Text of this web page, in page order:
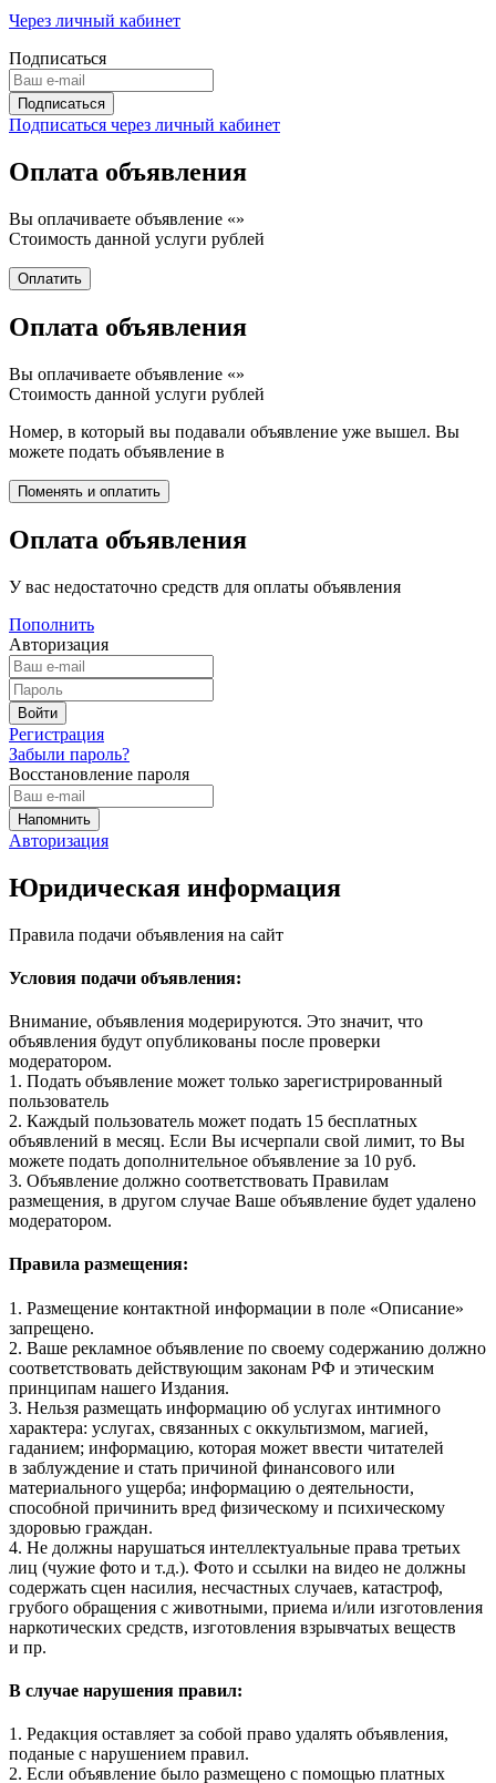
Через личный кабинет
Подписаться
Подписаться через личный кабинет
Оплата объявления
Вы оплачиваете объявление «»
Стоимость данной услуги рублей
Оплата объявления
Вы оплачиваете объявление «»
Стоимость данной услуги рублей
Номер, в который вы подавали объявление уже вышел. Вы
можете подать объявление в
Оплата объявления
У вас недостаточно средств для оплаты объявления
Пополнить
Авторизация
Регистрация
Забыли пароль?
Восстановление пароля
Авторизация
Юридическая информация
Правила подачи объявления на сайт
Условия подачи объявления:
Внимание, объявления модерируются. Это значит, что
объявления будут опубликованы после проверки
модератором.
1. Подать объявление может только зарегистрированный
пользователь
2. Каждый пользователь может подать 15 бесплатных
объявлений в месяц. Если Вы исчерпали свой лимит, то Вы
можете подать дополнительное объявление за 10 руб.
3. Объявление должно соответствовать Правилам
размещения, в другом случае Ваше объявление будет удалено
модератором.
Правила размещения:
1. Размещение контактной информации в поле «Описание»
запрещено.
2. Ваше рекламное объявление по своему содержанию должно
соответствовать действующим законам РФ и этическим
принципам нашего Издания.
3. Нельзя размещать информацию об услугах интимного
характера: услугах, связанных с оккультизмом, магией,
гаданием; информацию, которая может ввести читателей
в заблуждение и стать причиной финансового или
материального ущерба; информацию о деятельности,
способной причинить вред физическому и психическому
здоровью граждан.
4. Не должны нарушаться интеллектуальные права третьих
лиц (чужие фото и т.д.). Фото и ссылки на видео не должны
содержать сцен насилия, несчастных случаев, катастроф,
грубого обращения с животными, приема и/или изготовления
наркотических средств, изготовления взрывчатых веществ
и пр.
В случае нарушения правил:
1. Редакция оставляет за собой право удалять объявления,
поданые с нарушением правил.
2. Если объявление было размещено с помощью платных